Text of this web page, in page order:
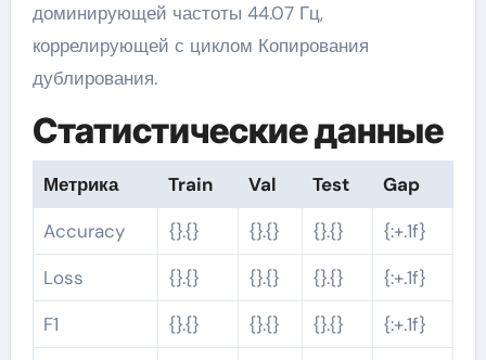
доминирующей частоты 44.07 Гц,
коррелирующей с циклом Копирования
дублирования.
Статистические данные
Метрика Train Val Test
Gap
Accuracy
{}.{} {}.{} {}.{}
{:+.1f}
Loss
{}.{} {}.{} {}.{}
{:+.1f}
F1
{}.{} {}.{} {}.{}
{:+.1f}